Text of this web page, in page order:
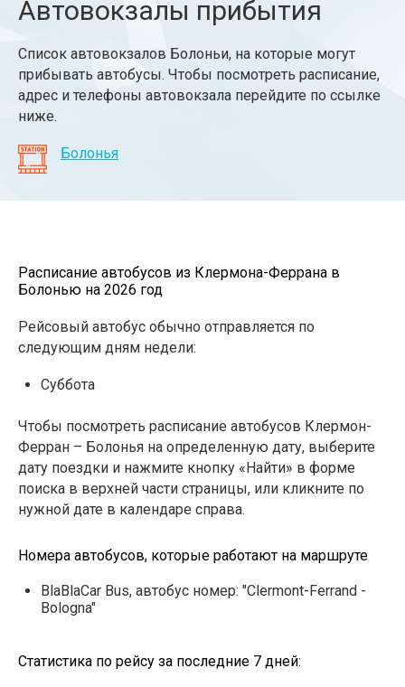
Автовокзалы прибытия
Список автовокзалов Болоньи, на которые могут
прибывать автобусы. Чтобы посмотреть расписание,
адрес и телефоны автовокзала перейдите по ссылке
ниже.
Болонья
Расписание автобусов из Клермона-Феррана в
Болонью на 2026 год
Рейсовый автобус обычно отправляется по
следующим дням недели:
Суббота
Чтобы посмотреть расписание автобусов Клермон-
Ферран – Болонья на определенную дату, выберите
дату поездки и нажмите кнопку «Найти» в форме
поиска в верхней части страницы, или кликните по
нужной дате в календаре справа.
Номера автобусов, которые работают на маршруте
BlaBlaCar Bus, автобус номер: "Clermont-Ferrand -
Bologna"
Статистика по рейсу за последние 7 дней: